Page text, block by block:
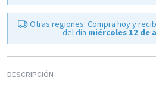
Otras regiones: Compra hoy y
del día miércoles 12 de
DESCRIPCIÓN